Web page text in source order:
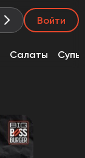
Войти
Салаты Супы